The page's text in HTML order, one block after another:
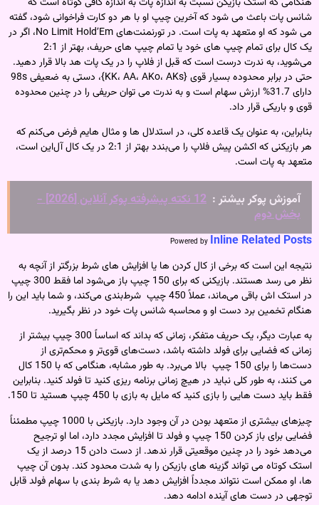
شانس پات باعث می شود که آخرین چیپ او با هر دو کارت فراخوانی شود، گفته
می شود که او متعهد به پات است. در تورنمنت‌های No Limit Hold’Em، اگر در
یک کال برای تمام چیپ های خود یا تمام چیپ های حریف، بهتر از 2:1
می‌شوید، به ندرت درست است که قبل از فلاپ را در یک پات هد بالا قرار دهید.
حتی در برابر محدوده بسیار قوی {KK، AA، AKo، AKs}، دستی به ضعیفی 98s
دارای 31.7% ارزش سهام است و به ندرت می توان حریفی را در چنین محدوده
قوی و باریکی قرار داد.
بنابراین، به عنوان یک قاعده کلی، در استدلال‌ ها و مثال‌ هایم فرض می‌کنم که
هر بازیکنی که اکشن پیش فلاپ را می‌بندد بهتر از 2:1 در یک کال آل‌این است،
متعهد به پات است.
آموزش پوکر بیشتر :
12 نکته پیشرفته پوکر آنلاین [2026] -
بخش دوم
Powered by Inline Related Posts
نتیجه این است که برخی از کال کردن ها یا افزایش های شرط بزرگتر از آنچه به
نظر می رسد هستند. بازیکنی که برای 150 چیپ باز می‌شود اما فقط 300 چیپ
در استک اش باقی می‌ماند، عملاً 450 چیپ شرط‌بندی می‌کند، و شما باید این را
هنگام تخمین برد دست او و محاسبه شانس پات خود در نظر بگیرید.
به عبارت دیگر، یک حریف متفکر، زمانی که بداند که اساساً 300 چیپ بیشتر از
زمانی که فضایی برای فولد داشته باشد، دست‌های قوی‌تر و محکم‌تری از
دست‌ها را برای 150 چیپ بالا می‌برد. به طور مشابه، هنگامی که با 150 کال
می کنند، به طور کلی نباید در هیچ زمانی برنامه ریزی کنید تا فولد کنید. بنابراین
فقط باید دست هایی را بازی کنید که مایل به بازی با 450 چیپ هستید تا 150.
چیزهای بیشتری از متعهد بودن در آن وجود دارد. بازیکنی با 1000 چیپ مطمئناً
فضایی برای باز کردن 150 چیپ و فولد تا افزایش مجدد دارد، اما او ترجیح
می‌دهد خود را در چنین موقعیتی قرار ندهد. از دست دادن 15 درصد از یک
استک کوتاه می تواند گزینه های بازیکن را به شدت محدود کند. بدون آن چیپ
ها، او ممکن است نتواند مجدداً افزایش دهد یا به شرط بندی با سهام فولد قابل
توجهی در دست های آینده ادامه دهد.